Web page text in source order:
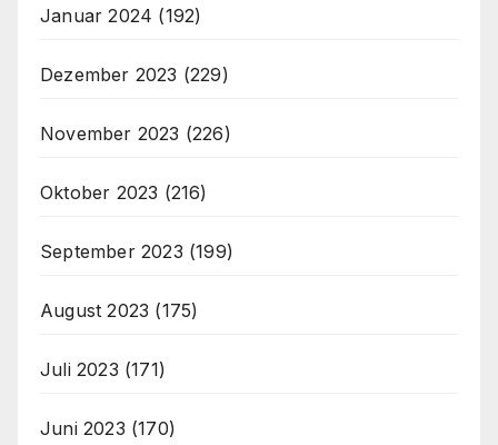
Januar 2024 (192)
Dezember 2023 (229)
November 2023 (226)
Oktober 2023 (216)
September 2023 (199)
August 2023 (175)
Juli 2023 (171)
Juni 2023 (170)